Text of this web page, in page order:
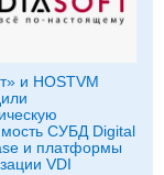
и HOSTVM
СУБД Digital
и платформы
VDI